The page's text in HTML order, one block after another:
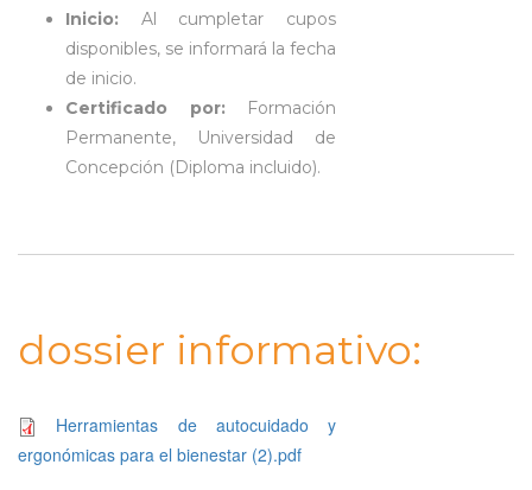
Inicio: Al cumpletar cupos
disponibles, se informará la fecha
de inicio.
Certificado por: Formación
Permanente, Universidad de
Concepción (Diploma incluido).
dossier informativo:
Herramientas de autocuidado y
ergonómicas para el bienestar (2).pdf